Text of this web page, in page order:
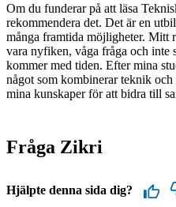
Om du funderar på att läsa
rekommendera det. Det är en
många framtida möjligheter. Mitt
vara nyfiken, våga fråga och inte
kommer med tiden. Efter mina
något som kombinerar teknik
mina kunskaper för att bidra till
Fråga Zikri
Hjälpte denna sida dig?